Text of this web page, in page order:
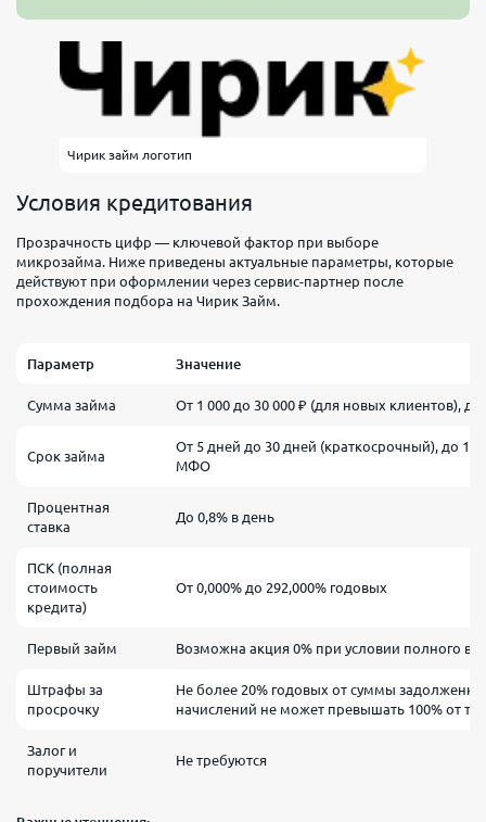
Чирик займ логотип
Условия кредитования
Прозрачность цифр — ключевой фактор при выборе
микрозайма. Ниже приведены актуальные параметры, которые
действуют при оформлении через сервис-партнер после
прохождения подбора на Чирик Займ.
Параметр Значение
Сумма займа От 1 000 до 30 000 ₽ (для новых клиентов),
Срок займа
От 5 дней до 30 дней (краткосрочный), до 12
МФО
Процентная
ставка
До 0,8% в день
ПСК (полная
стоимость
кредита)
От 0,000% до 292,000% годовых
Первый займ Возможна акция 0% при условии полного
Штрафы за
просрочку
Не более 20% годовых от суммы
начислений не может превышать 100% от
Залог и
поручители
Не требуются